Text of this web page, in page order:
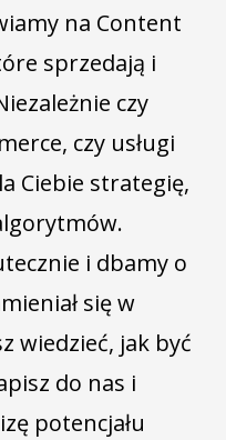
na Content
sprzedają i
czy
czy usługi
Ciebie strategię,
i dbamy o
się w
wiedzieć, jak być
do nas i
potencjału